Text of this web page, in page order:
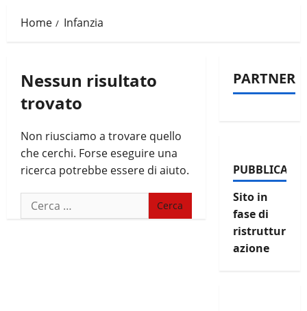
Home Infanzia
Nessun risultato
trovato
Non riusciamo a trovare quello
che cerchi. Forse eseguire una
ricerca potrebbe essere di aiuto.
Ricerca
per:
PARTNER
Sito in
fase di
ristruttur
azione